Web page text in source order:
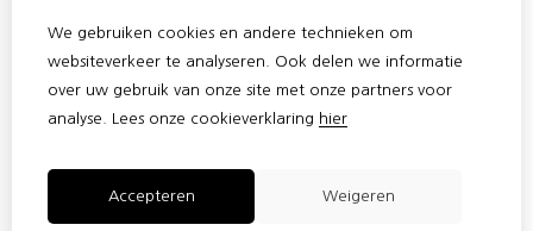
Klantenservice
We gebruiken cookies en andere technieken om
websiteverkeer te analyseren. Ook delen we informatie
over uw gebruik van onze site met onze partners voor
analyse.
Lees onze cookieverklaring hier
Accepteren Weigeren